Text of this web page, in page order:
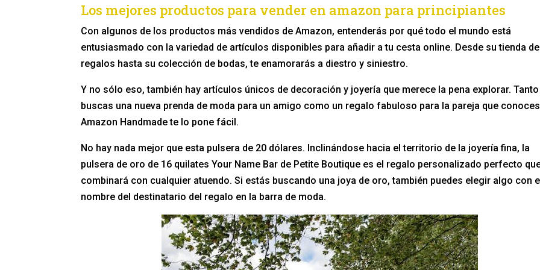
Los mejores productos para vender en amazon para principiantes
Con algunos de los productos más vendidos de Amazon, entenderás por qué todo el mundo está
entusiasmado con la variedad de artículos disponibles para añadir a tu cesta online. Desde su tienda de
regalos hasta su colección de bodas, te enamorarás a diestro y siniestro.
Y no sólo eso, también hay artículos únicos de decoración y joyería que merece la pena explorar.
buscas una nueva prenda de moda para un amigo como un regalo fabuloso para la pareja que
Amazon Handmade te lo pone fácil.
No hay nada mejor que esta pulsera de 20 dólares. Inclinándose hacia el territorio de la joyería fina, la
pulsera de oro de 16 quilates Your Name Bar de Petite Boutique es el regalo personalizado perfecto
combinará con cualquier atuendo. Si estás buscando una joya de oro, también puedes elegir algo con
nombre del destinatario del regalo en la barra de moda.